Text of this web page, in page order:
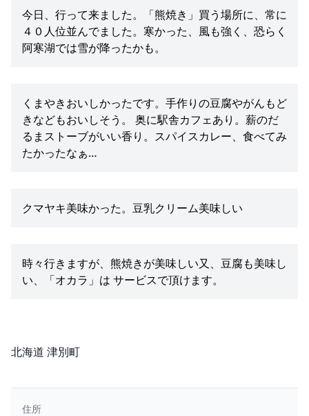
今日、行って来ました。「熊焼き」買う場所に、常に
４０人位並んでました。寒かった、風も強く、恐らく
阿寒湖では雪が降ったかも。
くまやきおいしかったです。手作りの豆腐やがんもど
きなどもおいしそう。 奥に駅舎カフェあり。薪のだ
るまストーブがいい香り。スパイスカレー、食べてみ
たかったなぁ…
クマヤキ美味かった。豆乳クリーム美味しい
時々行きますが、熊焼きが美味しい又、豆腐も美味し
い、「オカラ」は サービスで頂けます。
所在地
北海道 津別町
住所